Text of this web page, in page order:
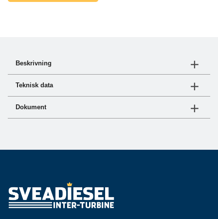
Beskrivning
flödesmotstånd
Teknisk data
Art.nr
Dokument